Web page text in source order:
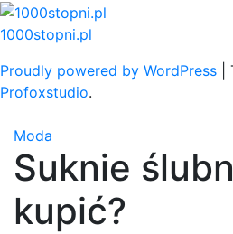
Skip
to
1000stopni.pl
Proudly powered by WordPress
Profoxstudio.
Moda
Suknie
kupić?